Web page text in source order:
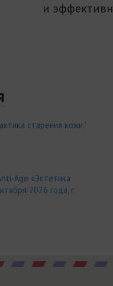
и
старения кожи."
Age «Эстетика
2026 года, г.